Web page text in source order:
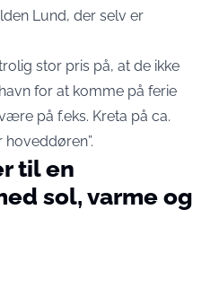
Lund, der selv er
stor pris på, at de ikke
for at komme på ferie
på f.eks. Kreta på ca.
til en
sol, varme og